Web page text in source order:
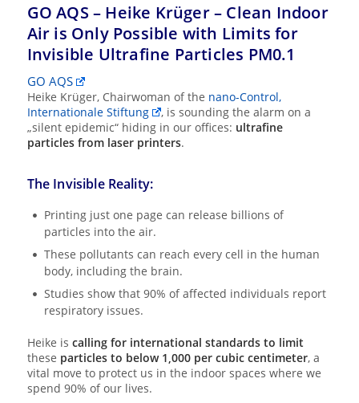
GO AQS – Heike Krüger – Clean Indoor
Air is Only Possible with Limits for
Invisible Ultrafine Particles PM0.1
GO AQS
Heike Krüger, Chairwoman of the nano-Control,
Internationale Stiftung
, is sounding the alarm on a
„silent epidemic“ hiding in our offices: ultrafine
particles from laser printers.
The Invisible Reality:
Printing just one page can release billions of
particles into the air.
These pollutants can reach every cell in the human
body, including the brain.
Studies show that 90% of affected individuals report
respiratory issues.
Heike is calling for international standards to limit
these particles to below 1,000 per cubic centimeter, a
vital move to protect us in the indoor spaces where we
spend 90% of our lives.